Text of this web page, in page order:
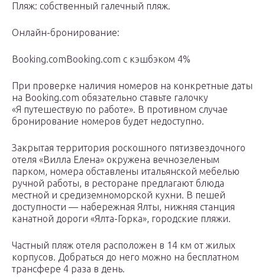
Пляж: собственный галечный пляж.
Онлайн-бронирование:
Booking.comBooking.com с кэшбэком 4%
При проверке наличия номеров на конкретные даты
на Booking.com обязательно ставьте галочку
«Я путешествую по работе». В противном случае
бронирование номеров будет недоступно.
Закрытая территория роскошного пятизвездочного
отеля «Вилла Елена» окружена вечнозеленым
парком, номера обставлены итальянской мебелью
ручной работы, в ресторане предлагают блюда
местной и средиземноморской кухни. В пешей
доступности — набережная Ялты, нижняя станция
канатной дороги «Ялта-Горка», городские пляжи.
Частный пляж отеля расположен в 14 км от жилых
корпусов. Добраться до него можно на бесплатном
трансфере 4 раза в день.